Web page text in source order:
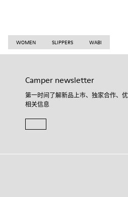
WOMEN SLIPPERS WABI
Camper newsletter
第一时间了解新品上市、独家合作、
相关信息